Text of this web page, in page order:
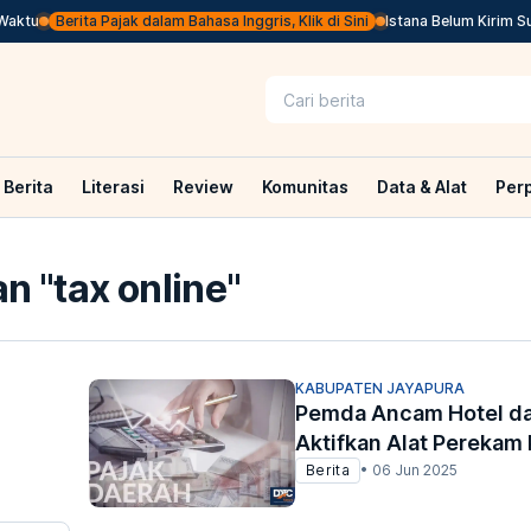
Berita Pajak dalam Bahasa Inggris, Klik di Sini Istana Belum Kirim
Berita Literasi Review Komunitas Data & Alat
"tax online"
KABUPATEN JAYAPURA
Pemda Ancam Hotel
Aktifkan Alat Perekam
Berita • 06 Jun 2025